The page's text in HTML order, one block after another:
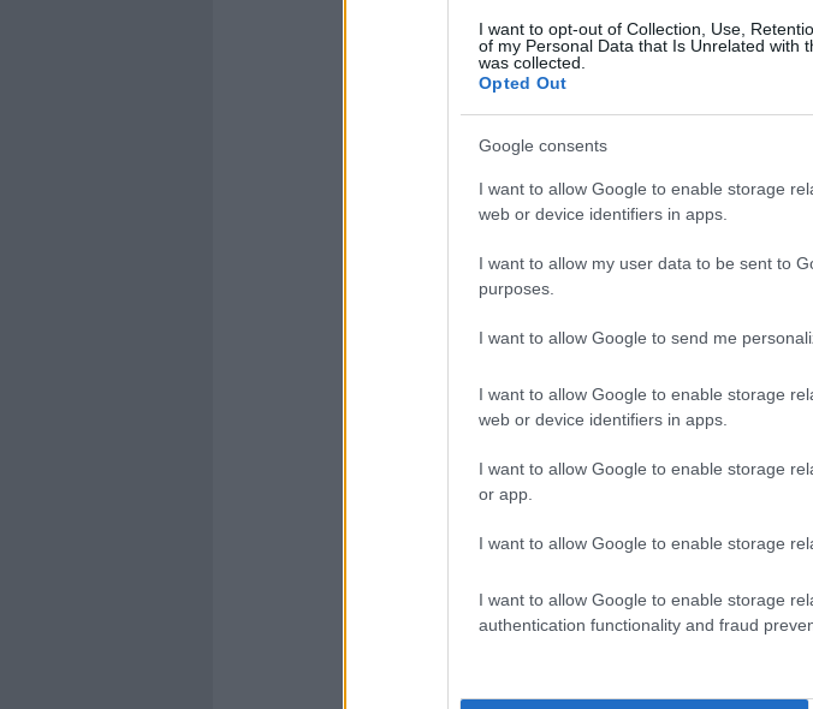
I want to opt-out of Collection, Use,
of my Personal Data that Is Unrelated with
was collected.
Opted Out
Google consents
I want to allow Google to enable storage
web or device identifiers in apps.
I want to allow my user data to be sent to
purposes.
I want to allow Google to send me
I want to allow Google to enable storage
web or device identifiers in apps.
I want to allow Google to enable storage
or app.
I want to allow Google to enable storage
I want to allow Google to enable storage
authentication functionality and fraud